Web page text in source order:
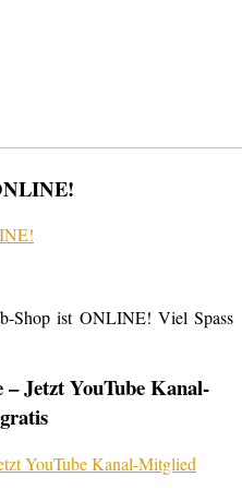
Shop ist ONLINE! Viel Spass
Jetzt YouTube Kanal-